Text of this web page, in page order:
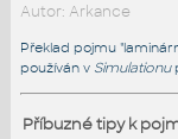
Autor: Arkance
Překlad pojmu
používán v Simulationu
Příbuzné tipy k